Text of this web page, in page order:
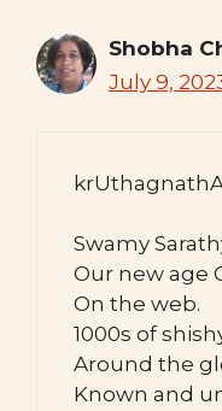
Shobha
July 9,
Swamy
Our new age
On the web.
1000s of
Around the
Known and